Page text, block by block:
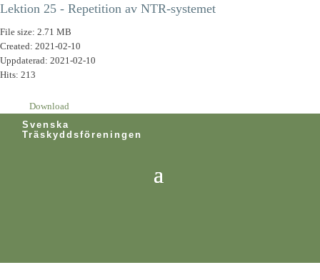
Lektion 25 - Repetition av NTR-systemet
File size: 2.71 MB
Created: 2021-02-10
Uppdaterad: 2021-02-10
Hits: 213
Download
Svenska
Träskyddsföreningen